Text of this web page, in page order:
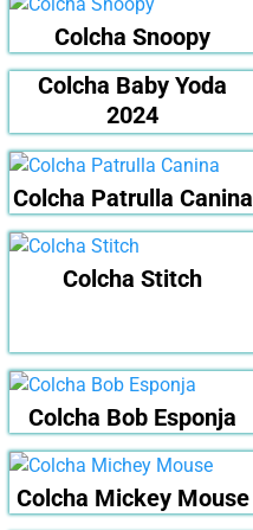
Colcha Snoopy
Colcha Baby Yoda
2024
Colcha Patrulla Canina
Colcha Stitch
Colcha Bob Esponja
Colcha Mickey Mouse